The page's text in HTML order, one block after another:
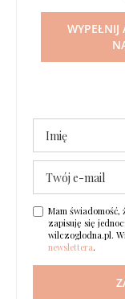
WYPEŁNIJ
Mam świadomość,
zapisuję się
wilczoglodna.pl.
newslettera.